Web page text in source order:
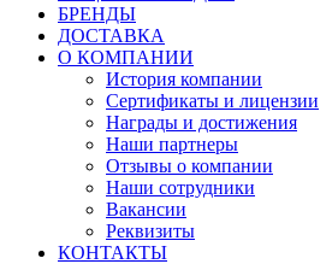
БРЕНДЫ
ДОСТАВКА
О КОМПАНИИ
История компании
Сертификаты и лицензии
Награды и достижения
Наши партнеры
Отзывы о компании
Наши сотрудники
Вакансии
Реквизиты
КОНТАКТЫ